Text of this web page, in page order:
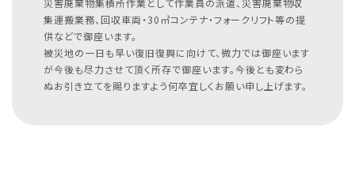
災害廃棄物集積所作業として作業員の派遣、災害廃棄物収
集運搬業務、回収車両・30㎥コンテナ・フォークリフト等の提
供などで御座います。
被災地の一日も早い復旧復興に向けて、微力では御座います
が今後も尽力させて頂く所存で御座います。今後とも変わら
ぬお引き立てを賜りますよう何卒宜しくお願い申し上げます。